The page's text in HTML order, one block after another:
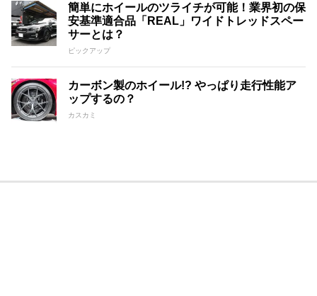
簡単にホイールのツライチが可能！業界初の保
安基準適合品「REAL」ワイドトレッドスペー
サーとは？
ピックアップ
カーボン製のホイール!? やっぱり走行性能ア
ップするの？
カスカミ